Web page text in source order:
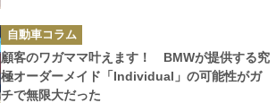
カ
テ
ゴ
リ
ー
自動車コラム
顧客のワガママ叶えます！ BMWが提供する究
極オーダーメイド「Individual」の可能性がガ
チで無限大だった